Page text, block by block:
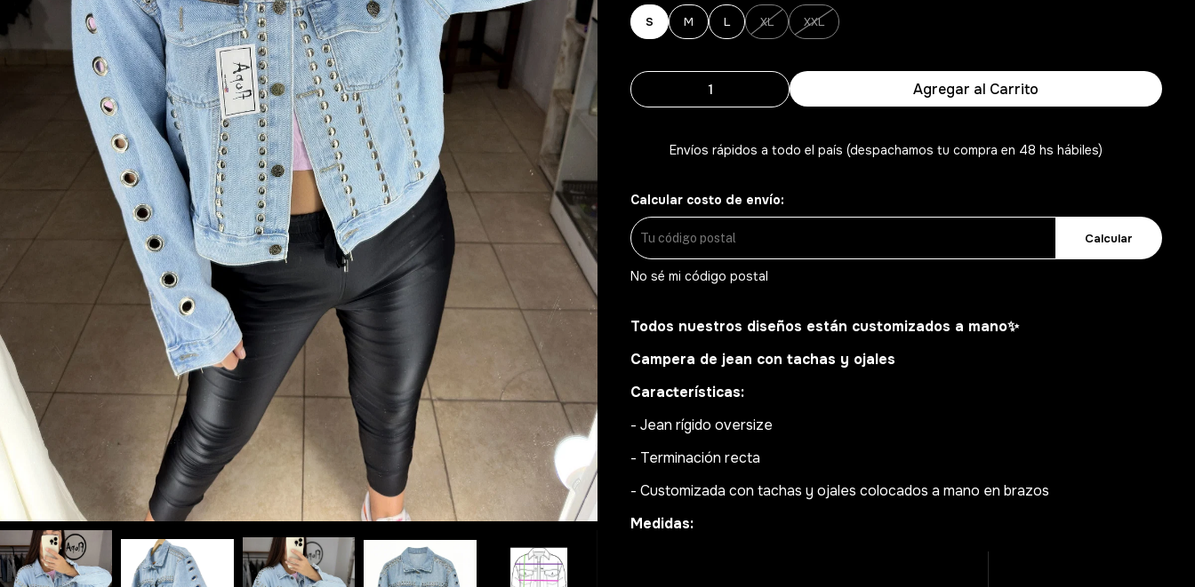
S M L XL XXL
Agregar al Carrito
Envíos rápidos a todo el país (despachamos tu compra en 48 hs hábiles)
Calcular costo de envío:
Calcular
No sé mi código postal
Todos nuestros diseños están customizados a mano✨
Campera de jean con tachas y ojales
Características:
- Jean rígido oversize
- Terminación recta
- Customizada con tachas y ojales colocados a mano en brazos
Medidas: